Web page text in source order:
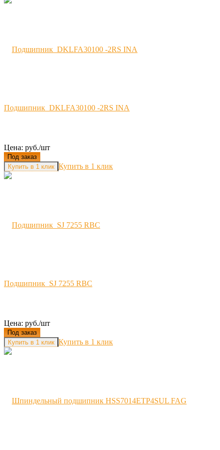
Подшипник DKLFA30100 -2RS INA
Цена: руб./шт
Под заказ
Купить в 1 клик
Подшипник SJ 7255 RBC
Цена: руб./шт
Под заказ
Купить в 1 клик